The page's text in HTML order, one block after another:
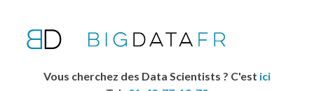
Vous cherchez des Data Scientists ? C'est ici